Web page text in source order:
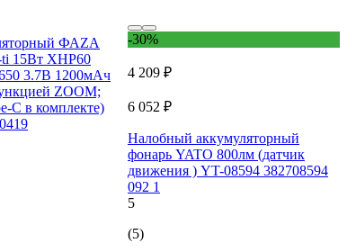
ФАZА
15Вт XHP60
3.7В 1200мАч
ZOOM;
C в комплекте)
-30%
4 209 ₽
6 052 ₽
Налобный аккумуляторный
фонарь YATO 800лм (датчик
движения ) YT-08594 382708594
092 1
5
(5)